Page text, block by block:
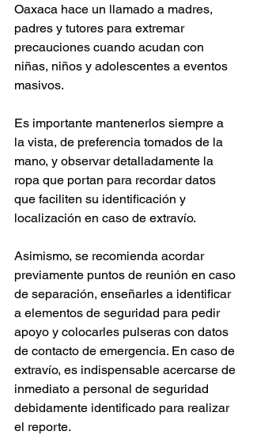
Oaxaca hace un llamado a madres,
padres y tutores para extremar
precauciones cuando acudan con
niñas, niños y adolescentes a eventos
masivos.
Es importante mantenerlos siempre a
la vista, de preferencia tomados de la
mano, y observar detalladamente la
ropa que portan para recordar datos
que faciliten su identificación y
localización en caso de extravío.
Asimismo, se recomienda acordar
previamente puntos de reunión en caso
de separación, enseñarles a identificar
a elementos de seguridad para pedir
apoyo y colocarles pulseras con datos
de contacto de emergencia. En caso de
extravío, es indispensable acercarse de
inmediato a personal de seguridad
debidamente identificado para realizar
el reporte.